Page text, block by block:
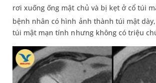
rơi xuống ống mật chủ và bị kẹt ở cổ túi
bệnh nhân có hình ảnh thành túi mật
túi mật mạn tính nhưng không có triệu